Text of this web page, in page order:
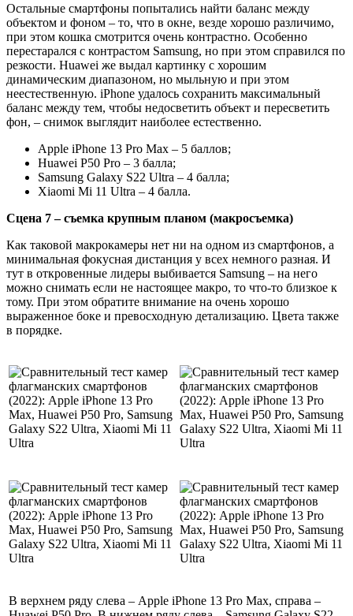
Остальные смартфоны попытались найти баланс между
объектом и фоном – то, что в окне, везде хорошо различимо,
при этом кошка смотрится очень контрастно. Особенно
перестарался с контрастом Samsung, но при этом справился по
резкости. Huawei же выдал картинку с хорошим
динамическим диапазоном, но мыльную и при этом
неестественную. iPhone удалось сохранить максимальный
баланс между тем, чтобы недосветить объект и пересветить
фон, – снимок выглядит наиболее естественно.
Apple iPhone 13 Pro Max – 5 баллов;
Huawei P50 Pro – 3 балла;
Samsung Galaxy S22 Ultra – 4 балла;
Xiaomi Mi 11 Ultra – 4 балла.
Сцена 7 – съемка крупным планом (макросъемка)
Как таковой макрокамеры нет ни на одном из смартфонов, а
минимальная фокусная дистанция у всех немного разная. И
тут в откровенные лидеры выбивается Samsung – на него
можно снимать если не настоящее макро, то что-то близкое к
тому. При этом обратите внимание на очень хорошо
выраженное боке и превосходную детализацию. Цвета также
в порядке.
В верхнем ряду слева – Apple iPhone 13 Pro Max, справа –